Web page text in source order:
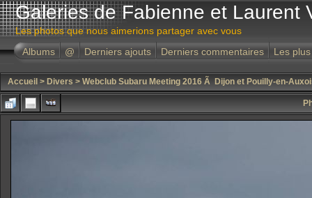
Galeries de Fabienne et Laurent
Les photos que nous aimerions partager avec vous
Albums
@ Derniers ajouts Derniers commentaires Les
Accueil > Divers > Webclub Subaru Meeting 2016 Ã Dijon et Pouilly-en-